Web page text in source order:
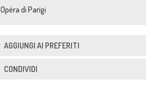
Opéra di Parigi
AGGIUNGI AI PREFERITI
CONDIVIDI